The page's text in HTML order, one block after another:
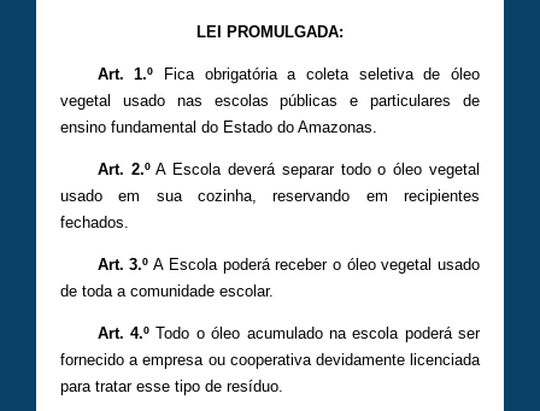
LEI PROMULGADA:
Art. 1.º Fica obrigatória a coleta seletiva de óleo
vegetal usado nas escolas públicas e particulares de
ensino fundamental do Estado do Amazonas.
Art. 2.ºA Escola deverá separar todo o óleo vegetal
usado em sua cozinha, reservando em recipientes
fechados.
Art. 3.º A Escola poderá receber o óleo vegetal usado
de toda a comunidade escolar.
Art. 4.º Todo o óleo acumulado na escola poderá ser
fornecido a empresa ou cooperativa devidamente licenciada
para tratar esse tipo de resíduo.